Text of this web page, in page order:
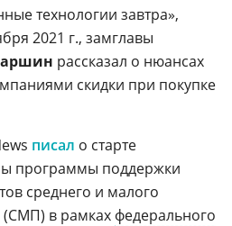
технологии завтра»,
2021 г., замглавы
рассказал о нюансах
скидки при покупке
писал о старте
программы поддержки
среднего и малого
(СМП) в рамках федерального